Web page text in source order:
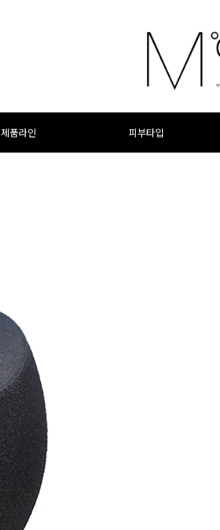
제품라인 피부타입